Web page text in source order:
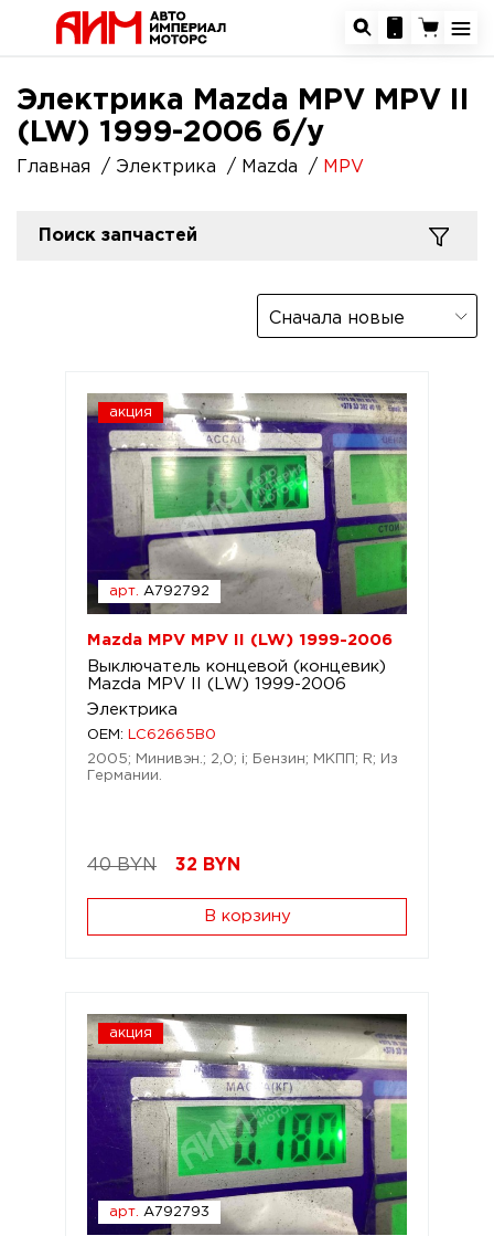
Электрика Mazda MPV MPV II
(LW) 1999-2006 б/у
Главная Электрика Mazda MPV
Поиск запчастей
Сначала новые
акция
арт. A792792
Mazda MPV MPV II (LW) 1999-2006
Выключатель концевой (концевик)
Mazda MPV II (LW) 1999-2006
Электрика
OEM:
LC62665B0
2005; Минивэн.; 2,0; i; Бензин; МКПП; R; Из
Германии.
40 BYN 32 BYN
В корзину
акция
арт. A792793